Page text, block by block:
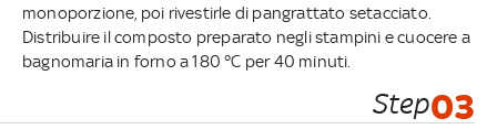
monoporzione, poi rivestirle di pangrattato setacciato.
Distribuire il composto preparato negli stampini e cuocere a
bagnomaria in forno a 180 °C per 40 minuti.
Step03